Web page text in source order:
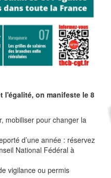
l'égalité, on manifeste le 8
mobiliser pour changer la
d’une année : réservez
National Fédéral à
vigilance ou permis